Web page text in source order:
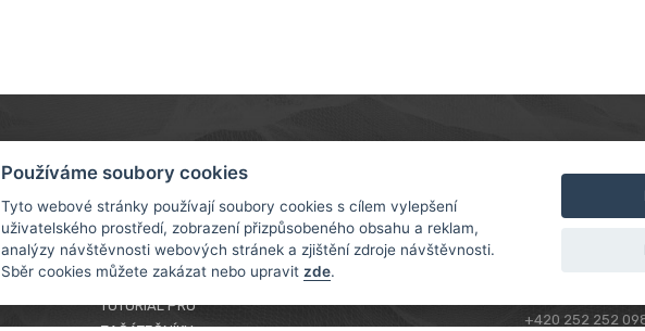
DOPRAVA A PLATBA
OBCHODNÍ PODMÍNKY
OCHRANA OSOBNÍCH
ÚDAJŮ
TUTORIÁL PRO
O NÁS
RACING TEAM
+420 252 252
Používáme soubory cookies
Tyto webové stránky používají soubory cookies s cílem vylepšení
uživatelského prostředí, zobrazení přizpůsobeného obsahu a reklam,
analýzy návštěvnosti webových stránek a zjištění zdroje návštěvnosti.
Sběr cookies můžete zakázat nebo upravit zde.